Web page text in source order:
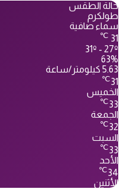
حالة الطقس
طولكرم
سماء صافية
31
℃
31º - 27º
63%
5.63 كيلومتر/ساعة
31
℃
الخميس
33
℃
الجمعة
32
℃
السبت
33
℃
الأحد
34
℃
الأثنين